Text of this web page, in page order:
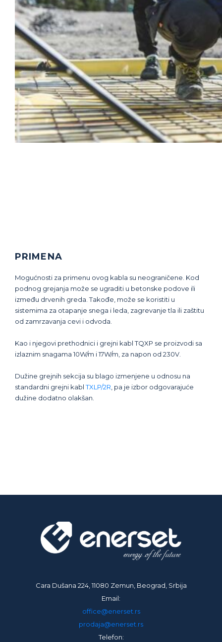
PRIMENA
Mogućnosti za primenu ovog kabla su neograničene. Kod
podnog grejanja može se ugraditi u betonske podove ili
između drvenih greda. Takođe, može se koristiti u
sistemima za otapanje snega i leda, zagrevanje tla ili zaštitu
od zamrzavanja cevi i odvoda.
Kao i njegovi prethodnici i grejni kabl TQXP se proizvodi sa
izlaznim snagama 10W/m i 17W/m, za napon od 230V.
Dužine grejnih sekcija su blago izmenjene u odnosu na
standardni grejni kablTXLP/2R , pa je izbor odgovarajuće
dužine dodatno olakšan.
Cara Dušana 224, 11080 Zemun, Beograd, Srbija
Email:
office@enerset.rs
prodaja@enerset.rs
Telefon: